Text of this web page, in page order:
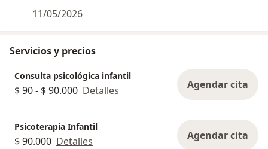
11/05/2026
Servicios y precios
Consulta psicológica infantil
$ 90 - $ 90.000 Detalles Agendar cita
Psicoterapia Infantil
$ 90.000 Detalles Agendar cita